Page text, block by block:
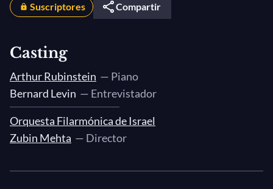
Suscriptores Compartir
Casting
Arthur Rubinstein — Piano
Bernard Levin — Entrevistador
Orquesta Filarmónica de Israel
Zubin Mehta — Director